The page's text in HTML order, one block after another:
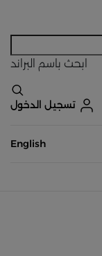
ابحث باسم البراند
تسجيل الدخول
English